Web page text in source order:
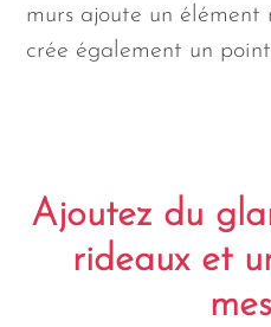
murs ajoute un élément
crée également un
Ajoutez du
rideaux et